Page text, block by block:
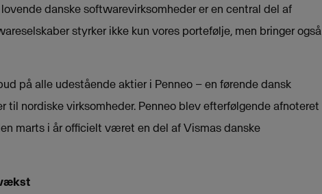
danske softwarevirksomheder er en central del af
styrker ikke kun vores portefølje, men bringer også
på alle udestående aktier i Penneo – en førende dansk
til nordiske virksomheder. Penneo blev efterfølgende afnoteret
marts i år officielt været en del af Vismas danske